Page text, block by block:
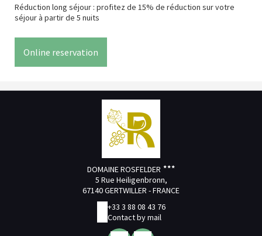
Réduction long séjour : profitez de 15% de réduction sur votre
séjour à partir de 5 nuits
Online reservation
DOMAINE ROSFELDER
5 Rue Heiligenbronn,
67140 GERTWILLER - FRANCE
+33 3 88 08 43 76
Contact by mail